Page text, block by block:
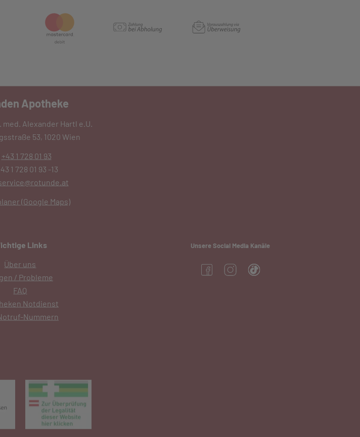
Apotheke
med. Alexander Hartl e.U.
53, 1020 Wien
+43 1 728 01 93
1 728 01 93 -13
(Google Maps)
Links
Über uns
/ Probleme
FAQ
Notdienst
Nummern
Unsere Social Media Kanäle
(öffnet in neuem Tab)
(öffnet in neuem Tab)
(öffnet in neuem Tab)